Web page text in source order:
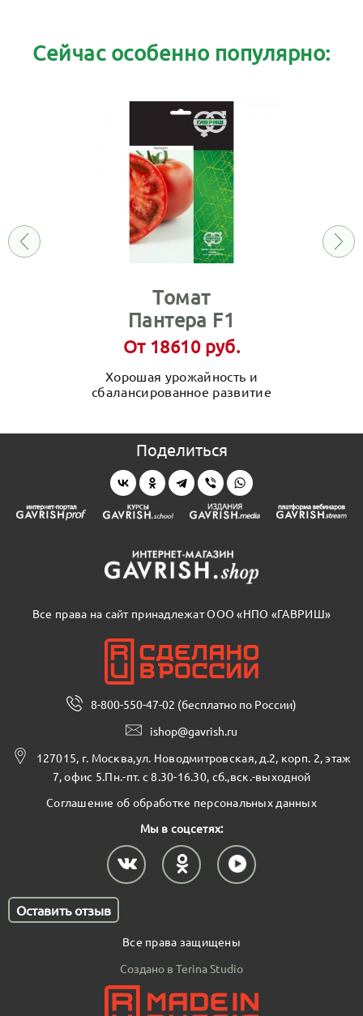
В корзину
Сейчас особенно популярно:
Томат
Пантера F1
От 18610 руб.
Хорошая урожайность и
сбалансированное развитие
Поделиться
Все права на сайт принадлежат ООО «НПО «ГАВРИШ»
8-800-550-47-02 (бесплатно по России)
ishop@gavrish.ru
127015, г. Москва,ул. Новодмитровская, д.2, корп. 2, этаж
7, офис 5.Пн.-пт. с 8.30-16.30, сб.,вск.-выходной
Соглашение об обработке персональных данных
Мы в соцсетях:
Оставить отзыв
Все права защищены
Создано в Terina Studio